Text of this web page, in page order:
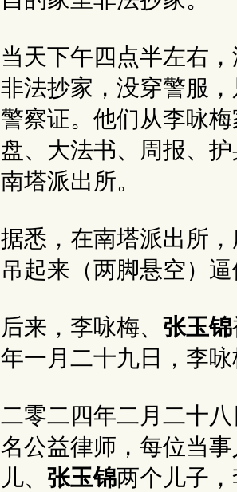
当天下午四点半左右
非法抄家，没穿警服
警察证。他们从李咏
盘、大法书、周报、
南塔派出所。
据悉，在南塔派出所
吊起来（两脚悬空）
后来，李咏梅、 张玉锦
年一月二十九日，李
二零二四年二月二十
名公益律师，每位当
儿、 张玉锦两个儿子